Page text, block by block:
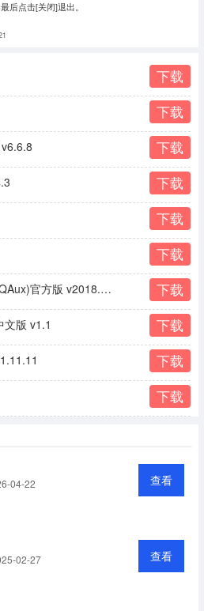
后点击[关闭]退出。
下载
下载
下载
下载
下载
下载
官方版 v2018.12.14 下载
版 v1.1 下载
下载
下载
04-22 查看
02-27 查看